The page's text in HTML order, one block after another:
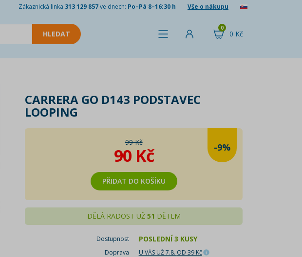
Zákaznická linka 313 129 857ve dnech: Po–Pá 8–16:30 h Vše o nákupu
0 Kč
0
CARRERA GO D143 PODSTAVEC
LOOPING
99 Kč
90 Kč -9%
PŘIDAT DO KOŠÍKU
DĚLÁ RADOST UŽ 51 DĚTEM
Dostupnost POSLEDNÍ 3 KUSY
Doprava U VÁS UŽ 7.8. OD 39 Kč